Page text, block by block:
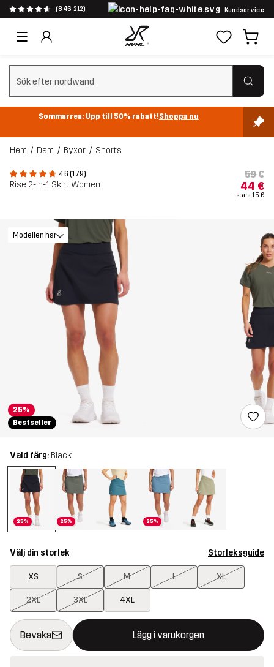
(846 212) Kundservice
Rensa sök
Sommarrea: Upp till 50% rabatt!Shoppa nu
Hem Dam Byxor Shorts
4.6 (179)
Rise 2-in-1 Skirt Women
59 €
44 €
- spara 15 €
25%
Bestseller
Modellen har
Vald färg: Black
25% 25% 25%
Välj din storlek Storleksguide
XS S M L XL
2XL 3XL 4XL
Bevaka Lägg i varukorgen
Denna knapp kommer att öppna en modal som bekräftar en ny
{{size}} inte tillgänglig